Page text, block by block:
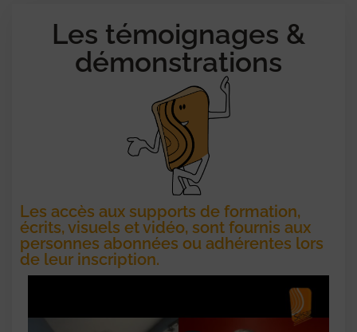
Les témoignages &
démonstrations
Les accès aux supports de formation,
écrits, visuels et vidéo, sont fournis aux
personnes abonnées ou adhérentes lors
de leur inscription.